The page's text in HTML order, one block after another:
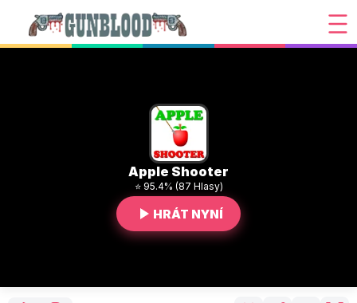
Apple Shooter
⭐ 95.4% (87 Hlasy)
HRÁT NYNÍ